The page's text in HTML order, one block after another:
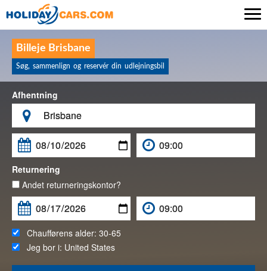
Billeje Brisbane
Søg, sammenlign og reservér din udlejningsbil
Afhentning


Returnering
Andet returneringskontor?
Chaufførens alder: 30-65
Jeg bor i: United States